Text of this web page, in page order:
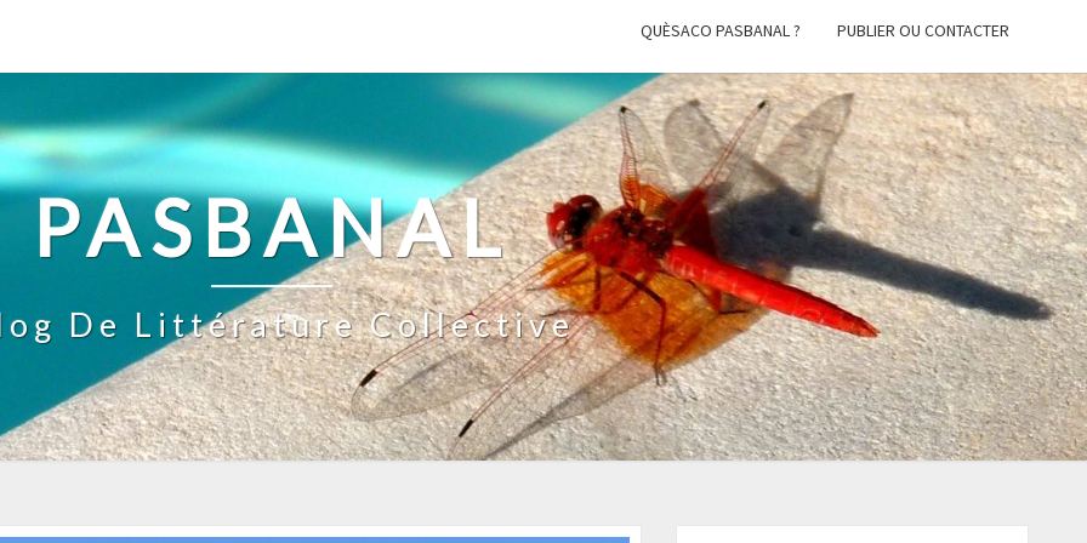
QUÈSACO PASBANAL ? PUBLIER OU CONTACTER
PASBANAL
De Littérature Collective